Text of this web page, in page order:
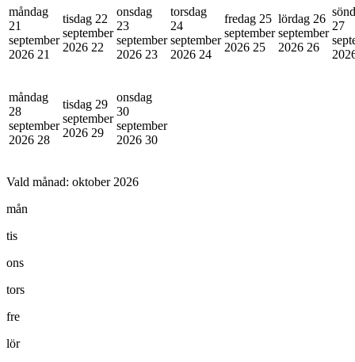
måndag
21
september
2026 21
tisdag 22
september
2026 22
onsdag
23
september
2026 23
torsdag
24
september
2026 24
fredag 25
september
2026 25
lördag 26
september
2026 26
27
måndag
28
september
2026 28
tisdag 29
september
2026 29
onsdag
30
september
2026 30
Vald månad: oktober 2026
mån
tis
ons
tors
fre
lör